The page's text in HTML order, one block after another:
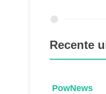
Recente
PowNews